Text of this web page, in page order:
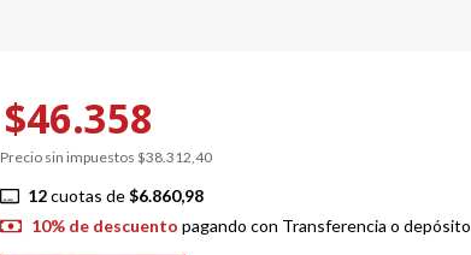
$46.358
Precio sin impuestos $38.312,40
12cuotas de$6.860,98
10% de descuento pagando con Transferencia o depósito